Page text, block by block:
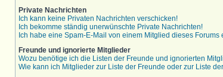
Private Nachrichten
Ich kann keine Privaten Nachrichten verschicken!
Ich bekomme ständig unerwünschte Private Nachrichten!
Ich habe eine Spam-E-Mail von einem Mitglied dieses Forums
Freunde und ignorierte Mitglieder
Wozu benötige ich die Listen der Freunde und ignorierten
Wie kann ich Mitglieder zur Liste der Freunde oder zur Liste